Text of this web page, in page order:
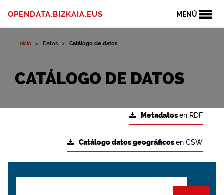
MENÚ
OPENDATA.BIZKAIA.EUS
Inicio Datos Catálogo de datos
CATÁLOGO DE DATOS
Metadatosen RDF
Catálogo datos geográficosen CSW